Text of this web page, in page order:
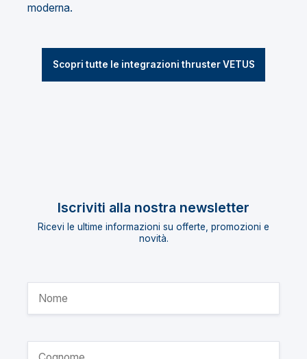
moderna.
Scopri tutte le integrazioni thruster VETUS
Iscriviti alla nostra newsletter
Ricevi le ultime informazioni su offerte, promozioni e
novità.